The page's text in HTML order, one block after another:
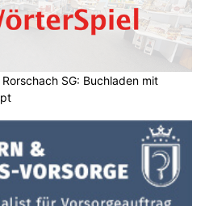
SG: Buchladen mit